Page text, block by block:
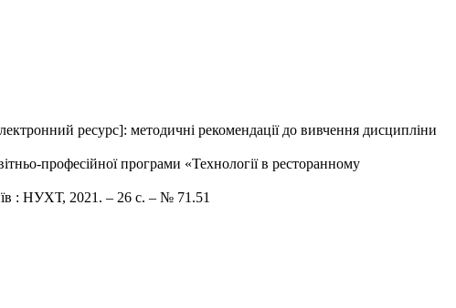
ресурс]: методичні рекомендації до вивчення дисципліни
професійної програми «Технології в ресторанному
: НУХТ, 2021. – 26 с. – № 71.51